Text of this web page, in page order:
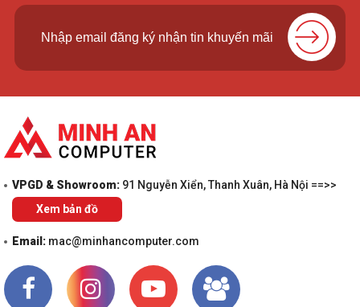
VPGD & Showroom: 91 Nguyễn Xiển, Thanh Xuân, Hà Nội ==>>
Xem bản đồ
Email: mac@minhancomputer.com